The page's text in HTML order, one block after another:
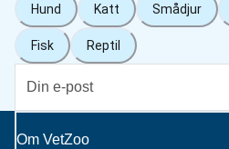
Hund Katt Smådjur
Fisk Reptil
Om VetZoo